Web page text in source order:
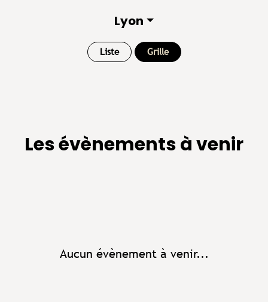
Lyon
Liste Grille
Les évènements à venir
Aucun évènement à venir...